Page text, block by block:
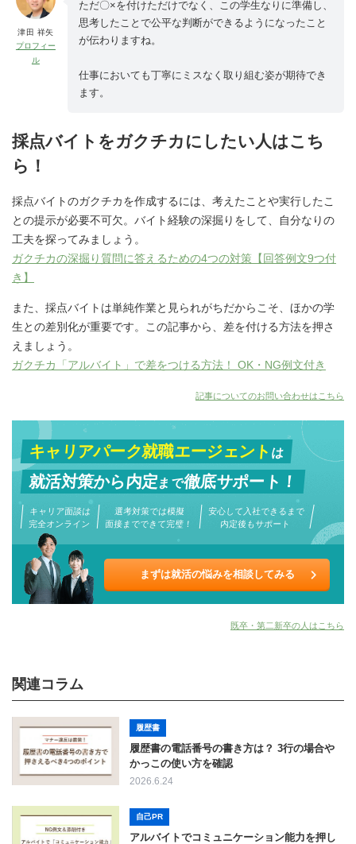
津田 祥矢
プロフィー
ル
ただ〇×を付けただけでなく、この学生なりに準備し、
思考したことで公平な判断ができるようになったこと
が伝わりますね。
仕事においても丁寧にミスなく取り組む姿が期待でき
ます。
採点バイトをガクチカにしたい人はこち
ら！
採点バイトのガクチカを作成するには、考えたことや実行したこ
との提示が必要不可欠。バイト経験の深掘りをして、自分なりの
工夫を探ってみましょう。
ガクチカの深掘り質問に答えるための4つの対策【回答例文9つ付
き】
また、採点バイトは単純作業と見られがちだからこそ、ほかの学
生との差別化が重要です。この記事から、差を付ける方法を押さ
えましょう。
ガクチカ「アルバイト」で差をつける方法！ OK・NG例文付き
記事についてのお問い合わせはこちら
キャリアパーク就職エージェントは
就活対策から内定まで徹底サポート！
キャリア面談は
完全オンライン
選考対策では模擬
面接までできて完璧！
安心して入社できるまで
内定後もサポート
まずは就活の悩みを相談してみる
既卒・第二新卒の人はこちら
関連コラム
履歴書
履歴書の電話番号の書き方は？ 3行の場合や
かっこの使い方を確認
2026.6.24
自己PR
アルバイトでコミュニケーション能力を押し